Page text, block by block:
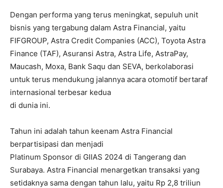
Dengan performa yang terus meningkat, sepuluh unit
bisnis yang tergabung dalam Astra Financial, yaitu
FIFGROUP, Astra Credit Companies (ACC), Toyota Astra
Finance (TAF), Asuransi Astra, Astra Life, AstraPay,
Maucash, Moxa, Bank Saqu dan SEVA, berkolaborasi
untuk terus mendukung jalannya acara otomotif bertaraf
internasional terbesar kedua
di dunia ini.
Tahun ini adalah tahun keenam Astra Financial
berpartisipasi dan menjadi
Platinum Sponsor di GIIAS 2024 di Tangerang dan
Surabaya. Astra Financial menargetkan transaksi yang
setidaknya sama dengan tahun lalu, yaitu Rp 2,8 triliun